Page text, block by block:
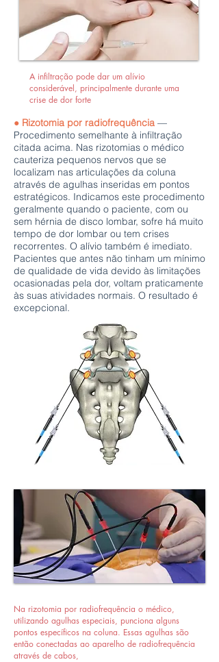
A infiltração pode dar um alívio
considerável, principalmente durante uma
crise de dor forte
● Rizotomia por radiofrequência —
Procedimento semelhante à infiltração
citada acima. Nas rizotomias o médico
cauteriza pequenos nervos que se
localizam nas articulações da coluna
através de agulhas inseridas em pontos
estratégicos. Indicamos este procedimento
geralmente quando o paciente, com ou
sem hérnia de disco lombar, sofre há muito
tempo de dor lombar ou tem crises
recorrentes. O alívio também é imediato.
Pacientes que antes não tinham um mínimo
de qualidade de vida devido às limitações
ocasionadas pela dor, voltam praticamente
às suas atividades normais. O resultado é
excepcional.
Na rizotomia por radiofrequência o médico,
utilizando agulhas especiais, punciona alguns
pontos específicos na coluna. Essas agulhas são
então conectadas ao aparelho de radiofrequência
através de cabos,